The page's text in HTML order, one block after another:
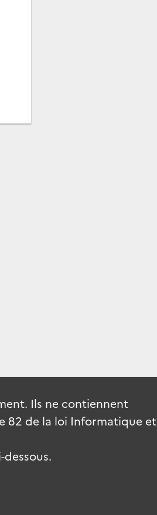
Ils ne contiennent
82 de la loi Informatique et